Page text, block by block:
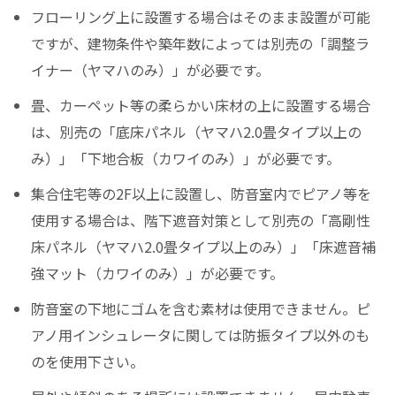
フローリング上に設置する場合はそのまま設置が可能
ですが、建物条件や築年数によっては別売の「調整ラ
イナー（ヤマハのみ）」が必要です。
畳、カーペット等の柔らかい床材の上に設置する場合
は、別売の「底床パネル（ヤマハ2.0畳タイプ以上の
み）」「下地合板（カワイのみ）」が必要です。
集合住宅等の2F以上に設置し、防音室内でピアノ等を
使用する場合は、階下遮音対策として別売の「高剛性
床パネル（ヤマハ2.0畳タイプ以上のみ）」「床遮音補
強マット（カワイのみ）」が必要です。
防音室の下地にゴムを含む素材は使用できません。ピ
アノ用インシュレータに関しては防振タイプ以外のも
のを使用下さい。